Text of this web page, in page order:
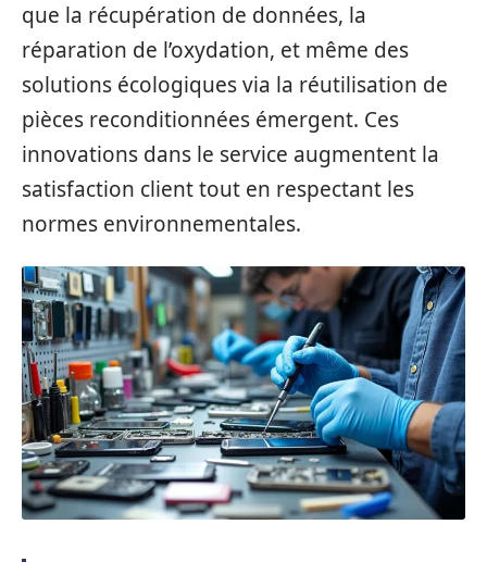
que la récupération de données, la
réparation de l’oxydation, et même des
solutions écologiques via la réutilisation de
pièces reconditionnées émergent. Ces
innovations dans le service augmentent la
satisfaction client tout en respectant les
normes environnementales.